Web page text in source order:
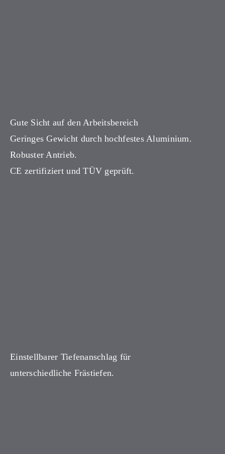
Gute Sicht auf den Arbeitsbereich
Geringes Gewicht durch hochfestes Aluminium.
Robuster Antrieb.
CE zertifiziert und TÜV geprüft.
Einstellbarer Tiefenanschlag für
unterschiedliche Frästiefen.